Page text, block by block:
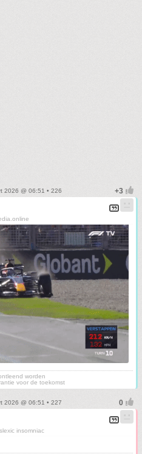
2026 @ 06:51 • 226
worden
voor de toekomst
2026 @ 06:51 • 227
insomniac